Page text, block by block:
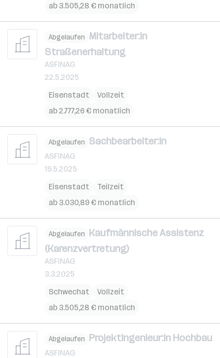
ab 3.505,28 € monatlich
Abgelaufen Mitarbeiter:in
Straßenerhaltung
ASFINAG
22.5.2025
Eisenstadt
Vollzeit
ab 2.777,26 € monatlich
Abgelaufen Sachbearbeiter:in
ASFINAG
19.5.2025
Eisenstadt
Teilzeit
ab 3.030,89 € monatlich
Abgelaufen Kaufmännische Assistenz
(Karenzvertretung)
ASFINAG
3.3.2025
Schwechat
Vollzeit
ab 3.505,28 € monatlich
Abgelaufen Projektingenieur:in Hochbau
ASFINAG